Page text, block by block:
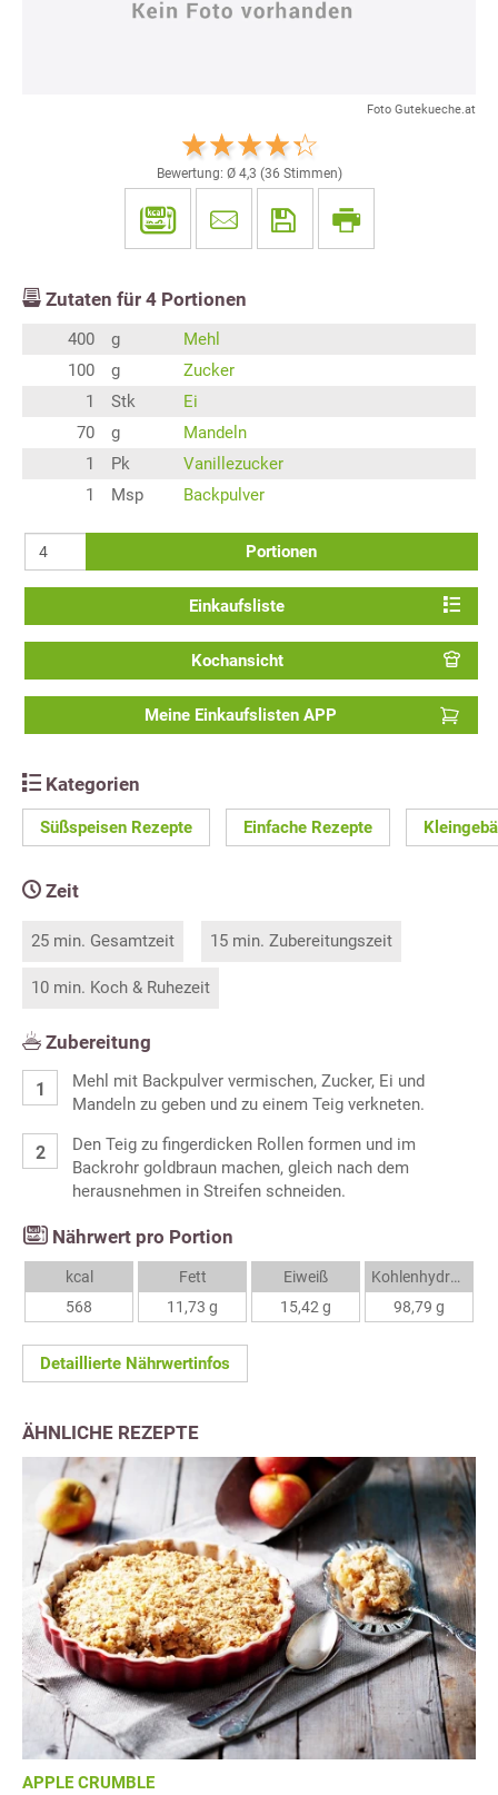
Foto Gutekueche.at
Bewertung: Ø 4,3 (36 Stimmen)
Zutaten für 4 Portionen
400 g
Mehl
100
g
Zucker
1
Stk
Ei
70
g
Mandeln
1
Pk
Vanillezucker
1
Msp Backpulver
Portionen
Einkaufsliste
Kochansicht
Meine Einkaufslisten APP
Kategorien
Süßspeisen Rezepte Einfache Rezepte
Zeit
25 min. Gesamtzeit 15 min. Zubereitungszeit
10 min. Koch & Ruhezeit
Zubereitung
Mehl mit Backpulver vermischen, Zucker, Ei und
Mandeln zu geben und zu einem Teig verkneten.
Den Teig zu fingerdicken Rollen formen und im
Backrohr goldbraun machen, gleich nach dem
herausnehmen in Streifen schneiden.
Nährwert pro Portion
kcal
568
Fett
11,73 g
Eiweiß
15,42 g
Kohlenhydrate
98,79 g
Detaillierte Nährwertinfos
ÄHNLICHE REZEPTE
APPLE CRUMBLE